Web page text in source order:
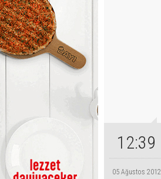
12:39
05 Ağustos 2012